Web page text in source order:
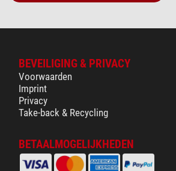
BEVEILIGING & PRIVACY
Voorwaarden
Imprint
Privacy
Take-back & Recycling
BETAALMOGELIJKHEDEN